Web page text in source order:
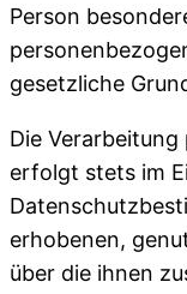
Person
gesetzliche
Die
erfolgt stets im
erhobenen,
über die ihnen